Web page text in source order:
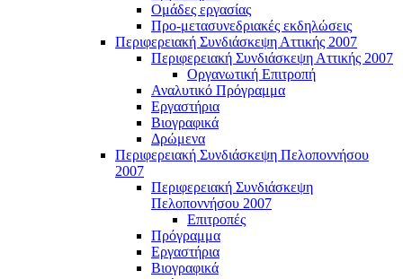
Ομάδες εργασίας
Προ-μετασυνεδριακές εκδηλώσεις
Περιφερειακή Συνδιάσκεψη Αττικής 2007
Περιφερειακή Συνδιάσκεψη Αττικής 2007
Οργανωτική Επιτροπή
Αναλυτικό Πρόγραμμα
Εργαστήρια
Βιογραφικά
Δρώμενα
Περιφερειακή Συνδιάσκεψη Πελοποννήσου
2007
Περιφερειακή Συνδιάσκεψη
Πελοποννήσου 2007
Επιτροπές
Πρόγραμμα
Εργαστήρια
Βιογραφικά